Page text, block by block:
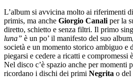
L’album si avvicina molto ai riferimenti di
primis, ma anche Giorgio Canali per la
diretto, schietto e senza filtri. Il primo
luna” è un po’ il manifesto del suo
società e un momento storico ambiguo e
piegarsi e cedere a ricatti e compromessi
Nel disco c’è spazio anche per momenti
ricordano i dischi dei primi Negrita o del